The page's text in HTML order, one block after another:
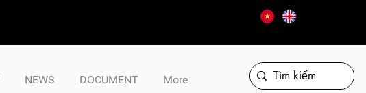
NEWS DOCUMENT More